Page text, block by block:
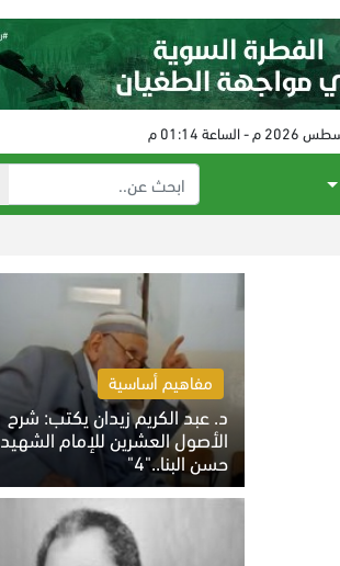
مفاهيم أساسية
د. عبد الكريم زيدان يكتب: شرح
الأصول العشرين للإمام الشهيد
حسن البنا.."4"
الخميس 6 أغسطس 2026 10:27 ص